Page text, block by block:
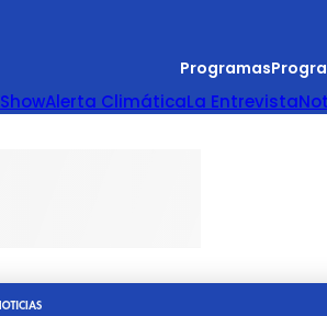
Programas
ShowAlerta ClimáticaLa Entrevista